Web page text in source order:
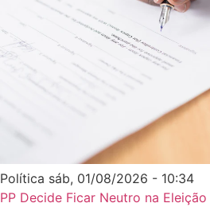
Política sáb, 01/08/2026 - 10:34
PP Decide Ficar Neutro na